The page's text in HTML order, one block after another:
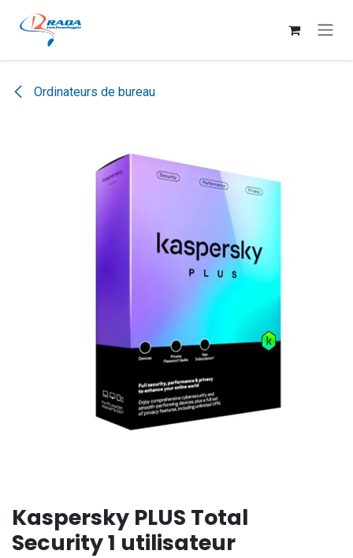
Se rendre au contenu
Ordinateurs de bureau
Kaspersky PLUS Total
Security 1 utilisateur